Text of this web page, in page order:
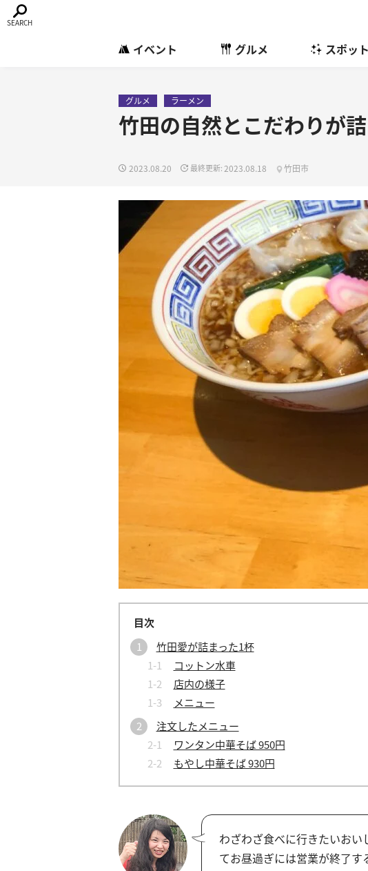
イベント グルメ スポット
グルメ ラーメン
竹田の自然とこだわりが詰
2023.08.20 2023.08.18 竹田市
竹田愛が詰まった1杯
コットン水車
店内の様子
メニュー
注文したメニュー
ワンタン中華そば 950円
もやし中華そば 930円
わざわざ食べに行きたいお
てお昼過ぎには営業が終了す